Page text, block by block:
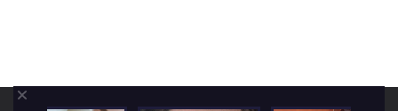
Copyright © 2026Tout Le X !. Powered byColorMagand